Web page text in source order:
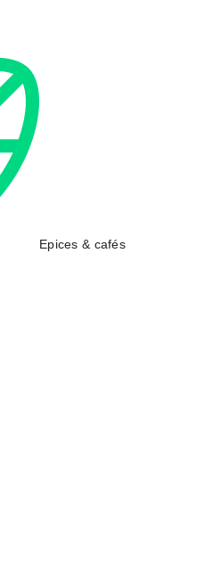
Epices & cafés